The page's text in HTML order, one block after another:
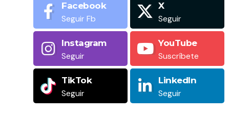
Facebook
Seguir Fb
X
Seguir
Instagram
Seguir
YouTube
Suscríbete
TikTok
Seguir
LinkedIn
Seguir